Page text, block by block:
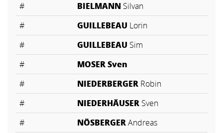
#
BIELMANN Silvan
#
GUILLEBEAU Lorin
#
GUILLEBEAU Sim
#
MOSER Sven
#
NIEDERBERGER Robin
#
NIEDERHÄUSER Sven
#
NÖSBERGERAndreas